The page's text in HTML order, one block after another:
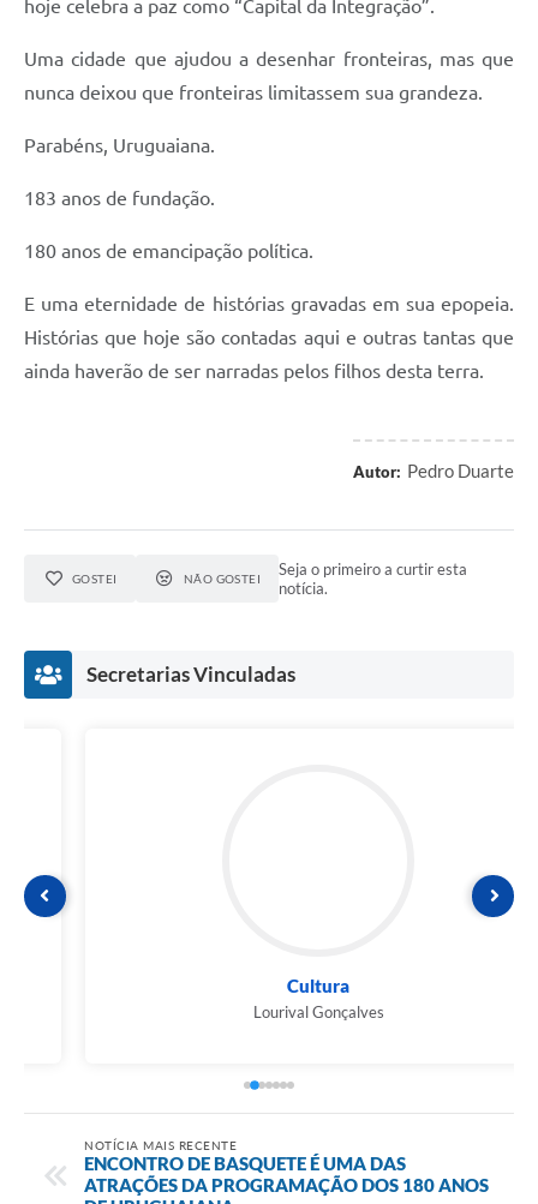
hoje celebra a paz como “Capital da Integração”.
Uma cidade que ajudou a desenhar fronteiras, mas que
nunca deixou que fronteiras limitassem sua grandeza.
Parabéns, Uruguaiana.
183 anos de fundação.
180 anos de emancipação política.
E uma eternidade de histórias gravadas em sua epopeia.
Histórias que hoje são contadas aqui e outras tantas que
ainda haverão de ser narradas pelos filhos desta terra.
Autor: Pedro Duarte
GOSTEI NÃO GOSTEI
Seja o primeiro a curtir esta
notícia.
Secretarias Vinculadas
Cultura
Lourival Gonçalves
NOTÍCIA MAIS RECENTE
ENCONTRO DE BASQUETE É UMA DAS
ATRAÇÕES DA PROGRAMAÇÃO DOS 180 ANOS